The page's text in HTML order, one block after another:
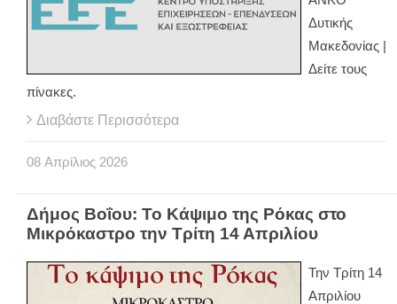
Δυτικής
Μακεδονίας |
Δείτε τους
πίνακες.
Διαβάστε Περισσότερα
08 Απρίλιος 2026
Δήμος Βοΐου: Το Κάψιμο της Ρόκας στο
Μικρόκαστρο την Τρίτη 14 Απριλίου
Την Τρίτη 14
Απριλίου